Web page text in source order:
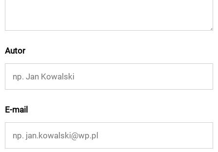
Autor
E-mail